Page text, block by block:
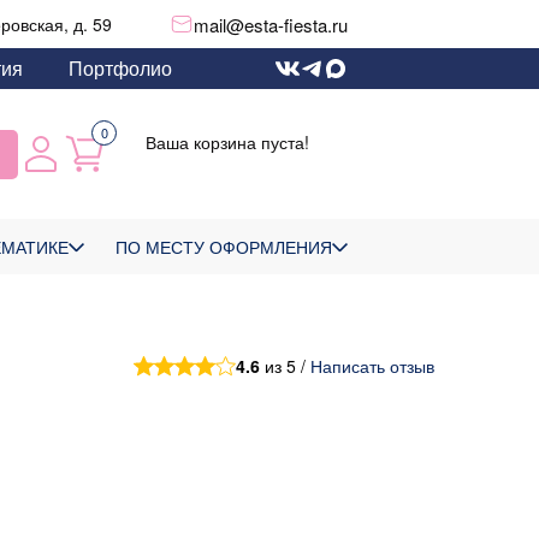
д. 59 mail@esta-fiesta.ru
Портфолио
0 Ваша корзина пуста!
ПО МЕСТУ ОФОРМЛЕНИЯ
4.6 из 5 / Написать отзыв